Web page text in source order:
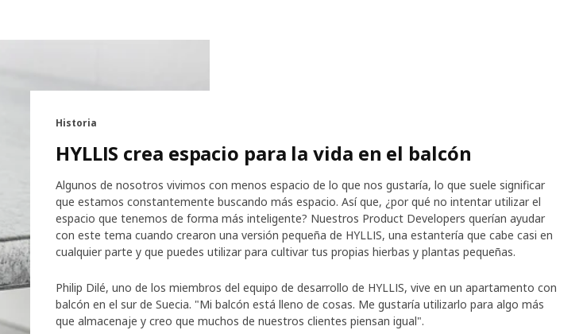
Historia
HYLLIS crea espacio para la vida en el balcón
Algunos de nosotros vivimos con menos espacio de lo que nos gustaría, lo que suele significar
que estamos constantemente buscando más espacio. Así que, ¿por qué no intentar utilizar el
espacio que tenemos de forma más inteligente? Nuestros Product Developers querían ayudar
con este tema cuando crearon una versión pequeña de HYLLIS, una estantería que cabe casi en
cualquier parte y que puedes utilizar para cultivar tus propias hierbas y plantas pequeñas.
Philip Dilé, uno de los miembros del equipo de desarrollo de HYLLIS, vive en un apartamento con
balcón en el sur de Suecia. "Mi balcón está lleno de cosas. Me gustaría utilizarlo para algo más
que almacenaje y creo que muchos de nuestros clientes piensan igual".